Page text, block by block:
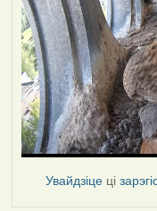
Увайдзіце ці